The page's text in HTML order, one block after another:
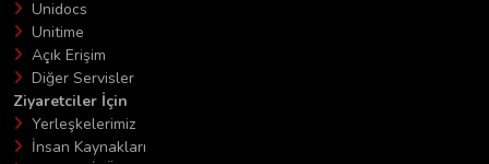
Unidocs
Unitime
Açık Erişim
Diğer Servisler
Ziyaretciler İçin
Yerleşkelerimiz
İnsan Kaynakları